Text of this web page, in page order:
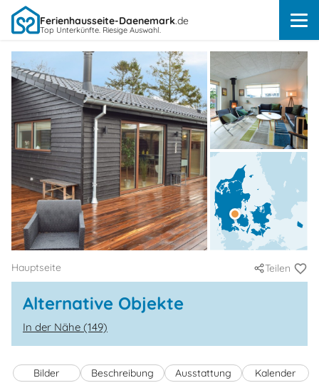
Ferienhausseite-Daenemark.de
Top Unterkünfte. Riesige Auswahl.
Hauptseite Teilen
Alternative Objekte
In der Nähe (149)
Bilder Beschreibung Ausstattung Kalender